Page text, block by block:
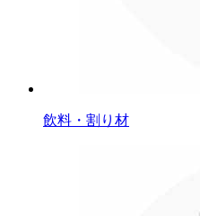
飲料・割り材